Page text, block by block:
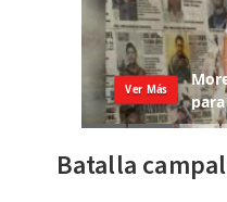
Batalla